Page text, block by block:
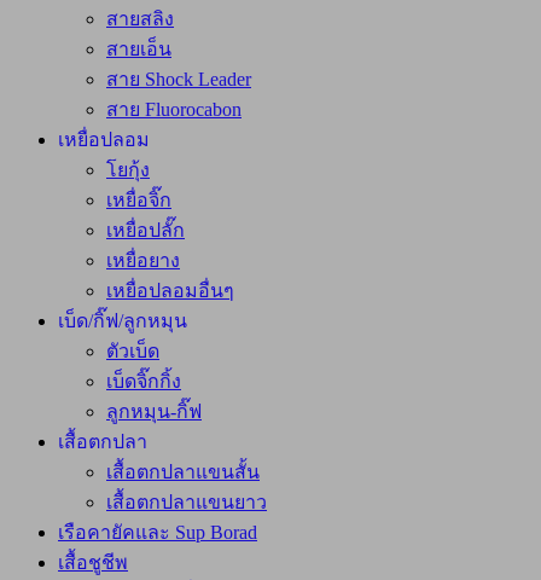
สายสลิง
สายเอ็น
สาย Shock Leader
สาย Fluorocabon
เหยื่อปลอม
โยกุ้ง
เหยื่อจิ๊ก
เหยื่อปลั๊ก
เหยื่อยาง
เหยื่อปลอมอื่นๆ
เบ็ด/กิ๊ฟ/ลูกหมุน
ตัวเบ็ด
เบ็ดจิ๊กกิ้ง
ลูกหมุน-กิ๊ฟ
เสื้อตกปลา
เสื้อตกปลาแขนสั้น
เสื้อตกปลาแขนยาว
เรือคายัคและ Sup Borad
เสื้อชูชีพ